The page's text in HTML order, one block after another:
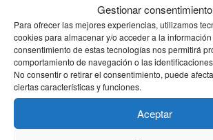
Gestionar consentimiento
Para ofrecer las mejores experiencias, utilizamos
cookies para almacenar y/o acceder a la
consentimiento de estas tecnologías nos permitirá
comportamiento de navegación o las
No consentir o retirar el consentimiento, puede
ciertas características y funciones.
Aceptar
Farmacias de Guardia en Ceuta – 14
OtrasNoticias